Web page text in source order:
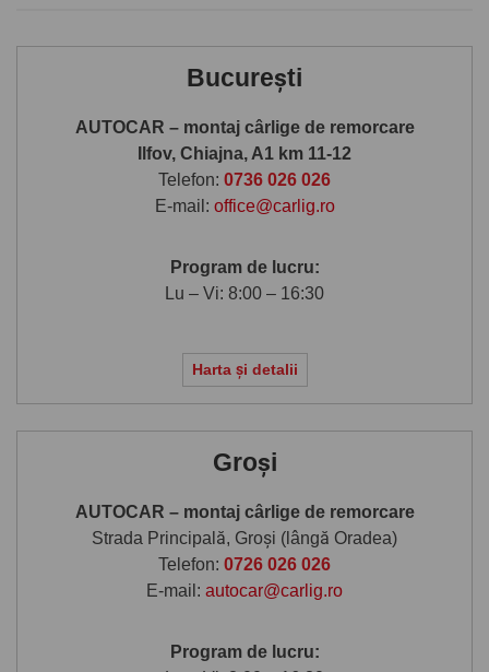
București
AUTOCAR – montaj cârlige de remorcare
Ilfov, Chiajna, A1 km 11-12
Telefon: 0736 026 026
E-mail: office@carlig.ro
Program de lucru:
Lu – Vi: 8:00 – 16:30
Harta și detalii
Groși
AUTOCAR – montaj cârlige de remorcare
Strada Principală, Groși (lângă Oradea)
Telefon: 0726 026 026
E-mail: autocar@carlig.ro
Program de lucru: